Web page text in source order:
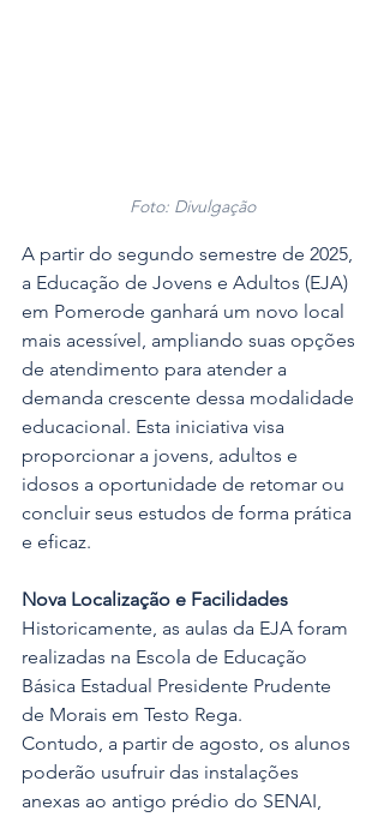
Foto: Divulgação
A partir do segundo semestre de 2025,
a Educação de Jovens e Adultos (EJA)
em Pomerode ganhará um novo local
mais acessível, ampliando suas opções
de atendimento para atender a
demanda crescente dessa modalidade
educacional. Esta iniciativa visa
proporcionar a jovens, adultos e
idosos a oportunidade de retomar ou
concluir seus estudos de forma prática
e eficaz.
Nova Localização e Facilidades
Historicamente, as aulas da EJA foram
realizadas na Escola de Educação
Básica Estadual Presidente Prudente
de Morais em Testo Rega.
Contudo, a partir de agosto, os alunos
poderão usufruir das instalações
anexas ao antigo prédio do SENAI,